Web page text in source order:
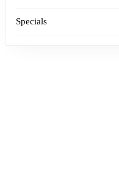
Specials